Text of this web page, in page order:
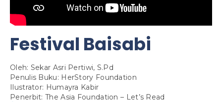
Festival Baisabi
Oleh: Sekar Asri Pertiwi, S.Pd
Penulis Buku: HerStory Foundation
Ilustrator: Humayra Kabir
Penerbit: The Asia Foundation – Let’s Read